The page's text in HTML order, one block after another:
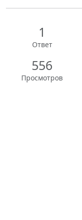
1
Ответ
556
Просмотров